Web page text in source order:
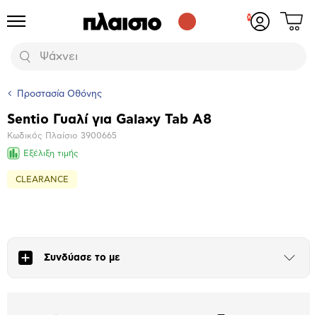
Προϊόντα
Αναζήτηση
Δες
Προστασία Οθόνης
Βασικά
χαρακτηριστικά
Sentio Γυαλί για Galaxy Tab A8
Κωδικός Πλαίσιο 3900665
Εξέλιξη τιμής
CLEARANCE
Συνδύασε το με
Άνοιξε